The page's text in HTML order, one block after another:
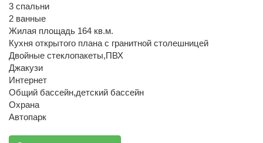
3 спальни
2 ванные
Жилая площадь 164 кв.м.
Кухня открытого плана с гранитной столешницей
Двойные стеклопакеты,ПВХ
Джакузи
Интернет
Общий бассейн,детский бассейн
Охрана
Автопарк